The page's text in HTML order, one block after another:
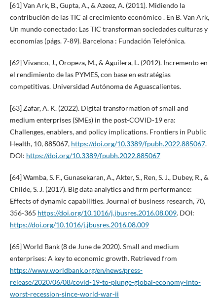
[61] Van Ark, B., Gupta, A., & Azeez, A. (2011). Midiendo la
contribución de las TIC al crecimiento económico . En B. Van Ark,
Un mundo conectado: Las TIC transforman sociedades culturas y
economías (págs. 7-89). Barcelona : Fundación Telefónica.
[62] Vivanco, J., Oropeza, M., & Aguilera, L. (2012). Incremento en
el rendimiento de las PYMES, con base en estratégias
competitivas. Universidad Autónoma de Aguascalientes.
[63] Zafar, A. K. (2022). Digital transformation of small and
medium enterprises (SMEs) in the post-COVID-19 era:
Challenges, enablers, and policy implications. Frontiers in Public
Health, 10, 885067, https://doi.org/10.3389/fpubh.2022.885067.
DOI: https://doi.org/10.3389/fpubh.2022.885067
[64] Wamba, S. F., Gunasekaran, A., Akter, S., Ren, S. J., Dubey, R., &
Childe, S. J. (2017). Big data analytics and firm performance:
Effects of dynamic capabilities. Journal of business research, 70,
356-365 https://doi.org/10.1016/j.jbusres.2016.08.009. DOI:
https://doi.org/10.1016/j.jbusres.2016.08.009
[65] World Bank (8 de June de 2020). Small and medium
enterprises: A key to economic growth. Retrieved from
https://www.worldbank.org/en/news/press-
release/2020/06/08/covid-19-to-plunge-global-economy-into-
worst-recession-since-world-war-ii